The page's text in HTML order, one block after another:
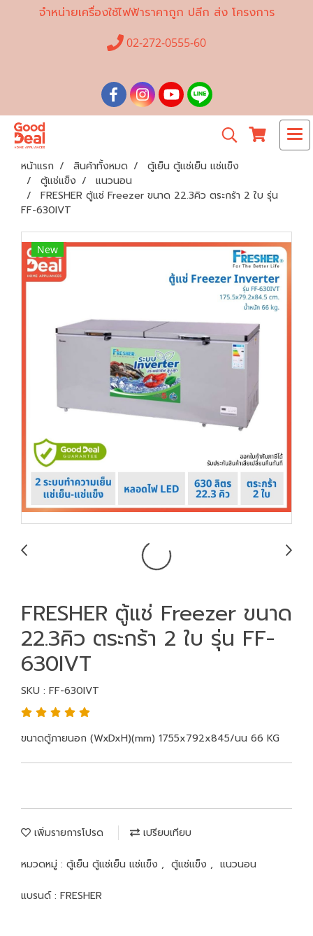
จำหน่ายเครื่องใช้ไฟฟ้าราคาถูก ปลีก ส่ง โครงการ
02-272-0555-60
หน้าแรก สินค้าทั้งหมด
ตู้เย็น ตู้แช่เย็น แช่แข็ง
ตู้แช่แข็ง
แนวนอน
FRESHER ตู้แช่ Freezer ขนาด 22.3คิว ตระกร้า 2 ใบ รุ่น
FF-630IVT
New
FRESHER ตู้แช่ Freezer ขนาด
22.3คิว ตระกร้า 2 ใบ รุ่น FF-
630IVT
SKU : FF-630IVT
ขนาดตู้ภายนอก (WxDxH)(mm) 1755x792x845/นน 66 KG
เพิ่มรายการโปรด เปรียบเทียบ
หมวดหมู่ : ตู้เย็น ตู้แช่เย็น แช่แข็ง , ตู้แช่แข็ง , แนวนอน
แบรนด์ : FRESHER